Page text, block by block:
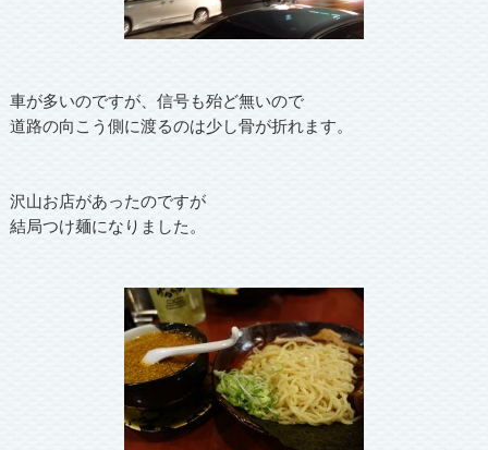
車が多いのですが、信号も殆ど無いので
道路の向こう側に渡るのは少し骨が折れます。
沢山お店があったのですが
結局つけ麺になりました。